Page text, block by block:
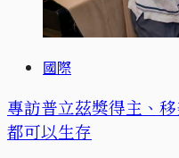
國際
專訪普立茲獎得主、
都可以生存